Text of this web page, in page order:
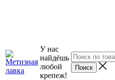
У нас
найдёшь
любой
крепеж!